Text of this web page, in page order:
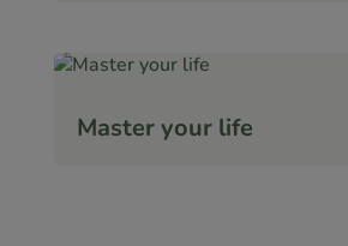
Master your life